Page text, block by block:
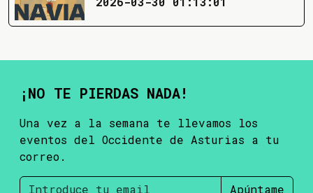
¡NO TE PIERDAS NADA!
Una vez a la semana te llevamos los
eventos del Occidente de Asturias a tu
correo.
Apúntame